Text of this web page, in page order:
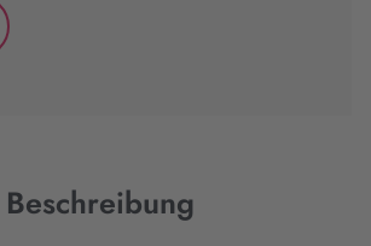
Beschreibung